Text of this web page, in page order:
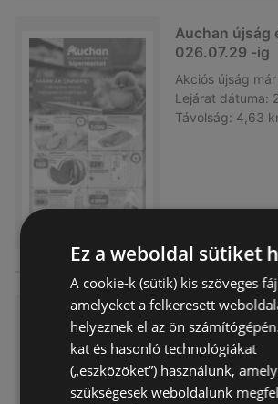
Auchan újság
026.07.29 -ig
Akciós újság
Lejárat dátuma:
Távolság: 4,63
Auchan újság
026.07.29 -ig
Akciós újság már
Lejárat dátuma:
Távolság: 4,63
Ez a weboldal sütiket
A cookie-k (sütik) kis szöveges
amelyeket a felkeresett
helyeznek el az ön
kat és hasonló technológiákat
(„eszközöket”) használunk,
szükségesek weboldalunk